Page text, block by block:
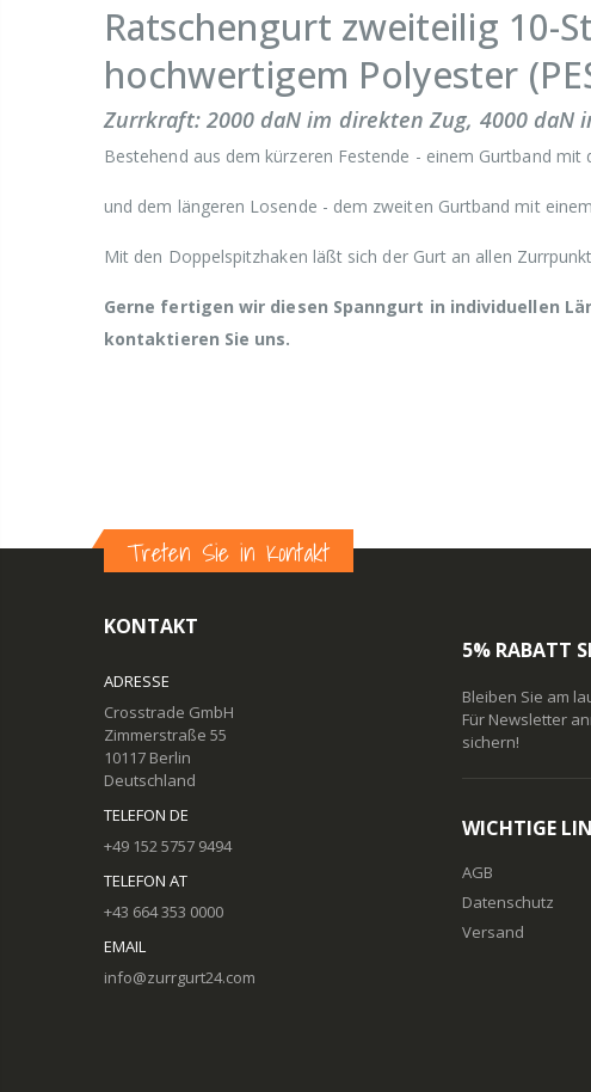
Ratschengurt zweiteilig 10-
hochwertigem Polyester
Zurrkraft: 2000 daN im direkten Zug, 4000 daN
Bestehend aus dem kürzeren Festende - einem Gurtband
und dem längeren Losende - dem zweiten Gurtband mit
Mit den Doppelspitzhaken läßt sich der Gurt an allen
Gerne fertigen wir diesen Spanngurt in individuellen
kontaktieren Sie uns.
Treten Sie in Kontakt
KONTAKT
ADRESSE
Crosstrade GmbH
Zimmerstraße 55
10117 Berlin
Deutschland
TELEFON DE
+49 152 5757 9494
TELEFON AT
+43 664 353 0000
EMAIL
info@zurrgurt24.com
5% RABATT
Bleiben Sie am
Für Newsletter
sichern!
WICHTIGE
AGB
Datenschutz
Versand